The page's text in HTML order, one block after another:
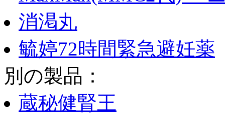
消渇丸
毓婷72時間緊急避妊薬
別の製品：
蔵秘健腎王